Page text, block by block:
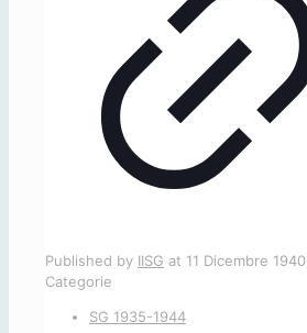
Published by IISG at 11 Dicembre 1940
Categorie
SG 1935-1944